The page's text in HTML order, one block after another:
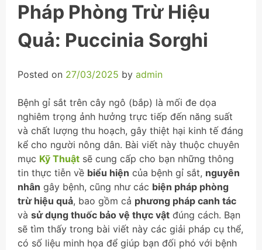
Pháp Phòng Trừ Hiệu
Quả: Puccinia Sorghi
Posted on 27/03/2025 by admin
Bệnh gỉ sắt trên cây ngô (bắp) là mối đe dọa
nghiêm trọng ảnh hưởng trực tiếp đến năng suất
và chất lượng thu hoạch, gây thiệt hại kinh tế đáng
kể cho người nông dân. Bài viết này thuộc chuyên
mục Kỹ Thuật sẽ cung cấp cho bạn những thông
tin thực tiễn về biểu hiện của bệnh gỉ sắt, nguyên
nhân gây bệnh, cũng như các biện pháp phòng
trừ hiệu quả, bao gồm cả phương pháp canh tác
và sử dụng thuốc bảo vệ thực vật đúng cách. Bạn
sẽ tìm thấy trong bài viết này các giải pháp cụ thể,
có số liệu minh họa để giúp bạn đối phó với bệnh